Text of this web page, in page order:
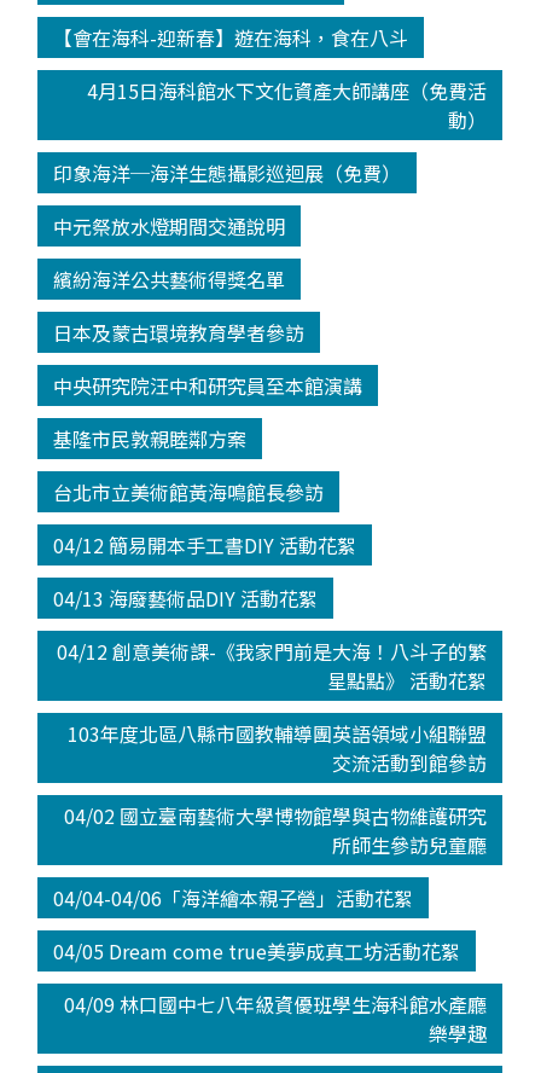
【會在海科-迎新春】遊在海科，食在八斗
4月15日海科館水下文化資產大師講座（免費活
動）
印象海洋─海洋生態攝影巡迴展（免費）
中元祭放水燈期間交通說明
繽紛海洋公共藝術得獎名單
日本及蒙古環境教育學者參訪
中央研究院汪中和研究員至本館演講
基隆市民敦親睦鄰方案
台北市立美術館黃海鳴館長參訪
04/12 簡易開本手工書DIY 活動花絮
04/13 海廢藝術品DIY 活動花絮
04/12 創意美術課-《我家門前是大海！八斗子的繁
星點點》 活動花絮
103年度北區八縣市國教輔導團英語領域小組聯盟
交流活動到館參訪
04/02 國立臺南藝術大學博物館學與古物維護研究
所師生參訪兒童廳
04/04-04/06「海洋繪本親子營」活動花絮
04/05 Dream come true美夢成真工坊活動花絮
04/09 林口國中七八年級資優班學生海科館水產廳
樂學趣